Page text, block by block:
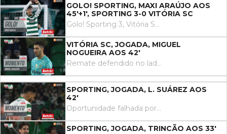
GOLO! SPORTING, MAXI ARAÚJO AOS
45'+1', SPORTING 3-0 VITÓRIA SC
Golo! Sporting 3, Vitória SC 0. Maxi Araújo remate com o pé direito no coração da área ao centro da baliza. Assistência de Zeno Debast com um passe em profundidade.
VITÓRIA SC, JOGADA, MIGUEL
NOGUEIRA AOS 42'
Remate defendido no lado esquerdo da baliza. Miguel Nogueira remate com o pé esquerdo do lado direito da área. Assistência de Diogo Sousa.
SPORTING, JOGADA, L. SUÁREZ AOS
42'
Oportunidade falhada por Luis Suárez remate com o pé direito no coração da área. Assistência de Geny Catamo.
SPORTING, JOGADA, TRINCÃO AOS 33'